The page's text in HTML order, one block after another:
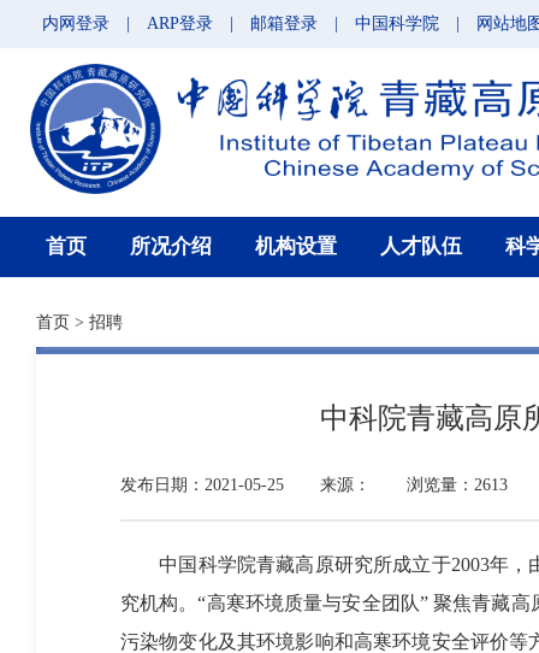
内网登录 ARP登录 邮箱登录 中国科学院 网站地
首页 所况介绍 机构设置 人才队伍 科
首页 > 招聘
中科院青藏高原
发布日期：2021-05-25 来源： 浏览量：2613
中国科学院青藏高原研究所成立于2003年，
究机构。“高寒环境质量与安全团队” 聚焦青藏
污染物变化及其环境影响和高寒环境安全评价